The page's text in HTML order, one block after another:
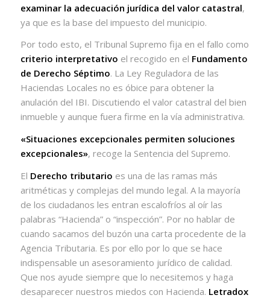
examinar la adecuación jurídica del valor catastral,
ya que es la base del impuesto del municipio.
Por todo esto, el Tribunal Supremo fija en el fallo como
criterio interpretativo el recogido en el Fundamento
de Derecho Séptimo. La Ley Reguladora de las
Haciendas Locales no es óbice para obtener la
anulación del IBI. Discutiendo el valor catastral del bien
inmueble y aunque fuera firme en la vía administrativa.
«Situaciones excepcionales permiten soluciones
excepcionales», recoge la Sentencia del Supremo.
El Derecho tributario es una de las ramas más
aritméticas y complejas del mundo legal. A la mayoría
de los ciudadanos les entran escalofríos al oír las
palabras “Hacienda” o “inspección”. Por no hablar de
cuando sacamos del buzón una carta procedente de la
Agencia Tributaria. Es por ello por lo que se hace
indispensable un asesoramiento jurídico de calidad.
Que nos ayude siempre que lo necesitemos y haga
desaparecer nuestros miedos con Hacienda. Letradox